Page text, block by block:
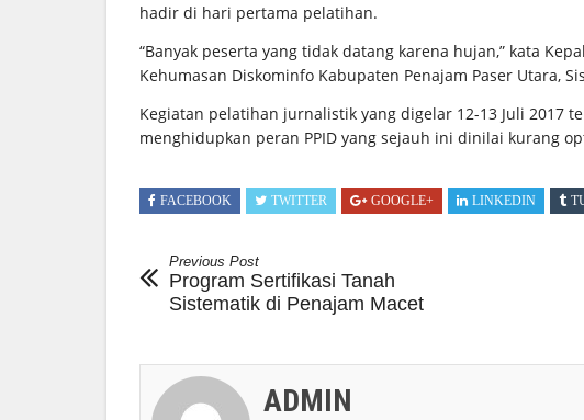
hadir di hari pertama pelatihan.
“Banyak peserta yang tidak datang karena hujan,” kata
Kehumasan Diskominfo Kabupaten Penajam Paser Utara,
Kegiatan pelatihan jurnalistik yang digelar 12-13 Juli 2017
menghidupkan peran PPID yang sejauh ini dinilai kurang
FACEBOOK TWITTER GOOGLE+ LINKEDIN
Previous Post
Program Sertifikasi Tanah
Sistematik di Penajam Macet
ADMIN